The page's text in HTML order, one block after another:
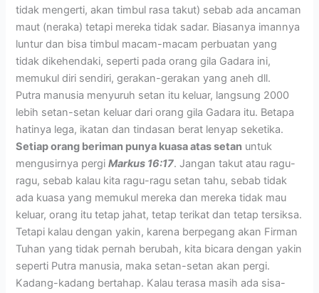
tidak mengerti, akan timbul rasa takut) sebab ada ancaman
maut (neraka) tetapi mereka tidak sadar. Biasanya imannya
luntur dan bisa timbul macam-macam perbuatan yang
tidak dikehendaki, seperti pada orang gila Gadara ini,
memukul diri sendiri, gerakan-gerakan yang aneh dll.
Putra manusia menyuruh setan itu keluar, langsung 2000
lebih setan-setan keluar dari orang gila Gadara itu. Betapa
hatinya lega, ikatan dan tindasan berat lenyap seketika.
Setiap orang beriman punya kuasa atas setan untuk
mengusirnya pergiMarkus 16:17. Jangan takut atau ragu-
ragu, sebab kalau kita ragu-ragu setan tahu, sebab tidak
ada kuasa yang memukul mereka dan mereka tidak mau
keluar, orang itu tetap jahat, tetap terikat dan tetap tersiksa.
Tetapi kalau dengan yakin, karena berpegang akan Firman
Tuhan yang tidak pernah berubah, kita bicara dengan yakin
seperti Putra manusia, maka setan-setan akan pergi.
Kadang-kadang bertahap. Kalau terasa masih ada sisa-